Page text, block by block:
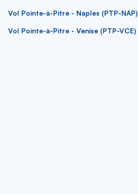
Vol Pointe-à-Pitre - Naples (PTP-NAP)
Vol Pointe-à-Pitre - Venise (PTP-VCE)